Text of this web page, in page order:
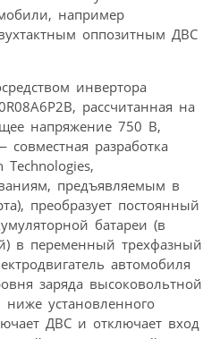
например
оппозитным ДВС
инвертора
рассчитанная на
напряжение 750 В,
разработка
предъявляемым в
преобразует постоянный
батареи (в
в переменный трехфазный
автомобиля
заряда высоковольтной
ниже установленного
ДВС и отключает вход